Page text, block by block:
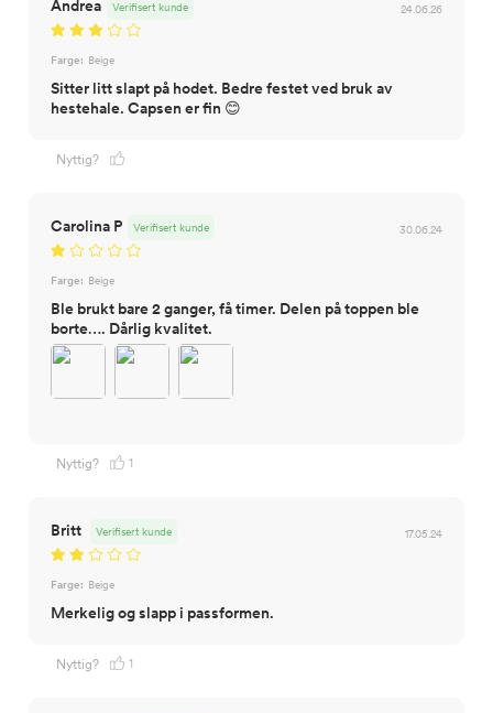
Andrea 24.06.26
Verifisert kunde
Farge: Beige
Sitter litt slapt på hodet. Bedre festet ved bruk av
hestehale. Capsen er fin 😊
Nyttig?
Carolina P 30.06.24
Verifisert kunde
Farge: Beige
Ble brukt bare 2 ganger, få timer. Delen på toppen ble
borte…. Dårlig kvalitet.
Nyttig? 1
Britt 17.05.24
Verifisert kunde
Farge: Beige
Merkelig og slapp i passformen.
Nyttig? 1